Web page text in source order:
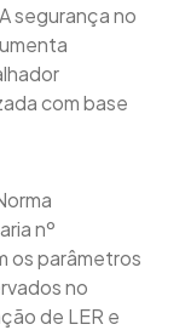
segurança no
com base
nº
os parâmetros
no
de LER e